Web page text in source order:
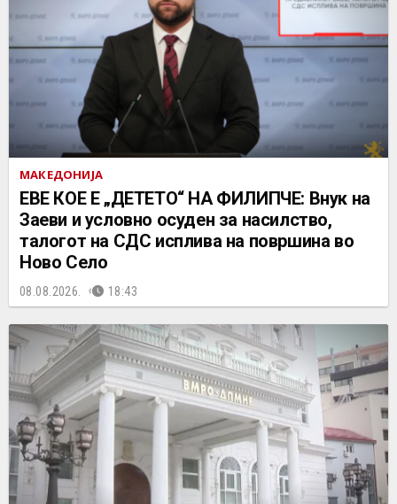
МАКЕДОНИЈА
ЕВЕ КОЕ Е „ДЕТЕТО“ НА ФИЛИПЧЕ: Внук на
Заеви и условно осуден за насилство,
талогот на СДС исплива на површина во
Ново Село
08.08.2026. 18:43